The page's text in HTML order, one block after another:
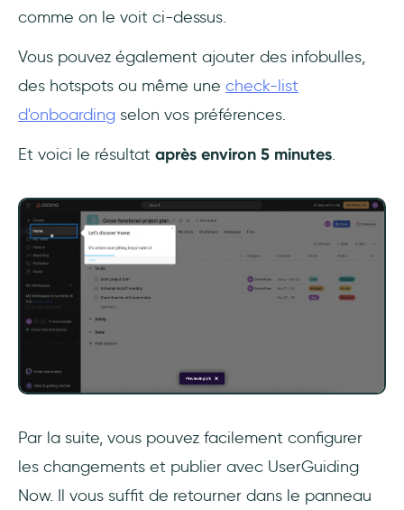
comme on le voit ci-dessus.
Vous pouvez également ajouter des infobulles,
des hotspots ou même une check-list
d'onboarding selon vos préférences.
Et voici le résultat après environ 5 minutes.
Par la suite, vous pouvez facilement configurer
les changements et publier avec UserGuiding
Now. Il vous suffit de retourner dans le panneau